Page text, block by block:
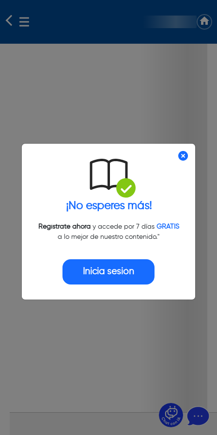
¡No esperes más!
Regístrate ahoray accede por 7 días GRATIS
a lo mejor de nuestro contenido."
Inicia sesión